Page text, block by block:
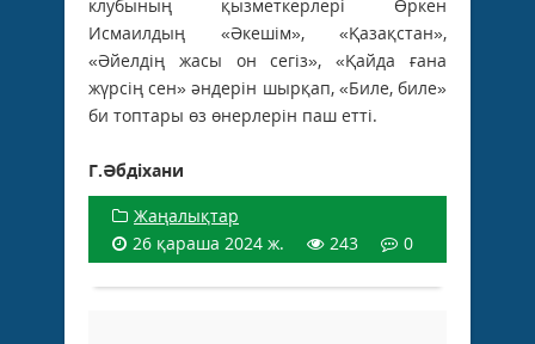
клубының қызметкерлері Өркен
Исмаилдың «Әкешім», «Қазақстан»,
«Әйелдің жасы он сегіз», «Қайда ғана
жүрсің сен» әндерін шырқап, «Биле, биле»
би топтары өз өнерлерін паш етті.
Г.Әбдіхани
Жаңалықтар
26 қараша 2024 ж.
243 0